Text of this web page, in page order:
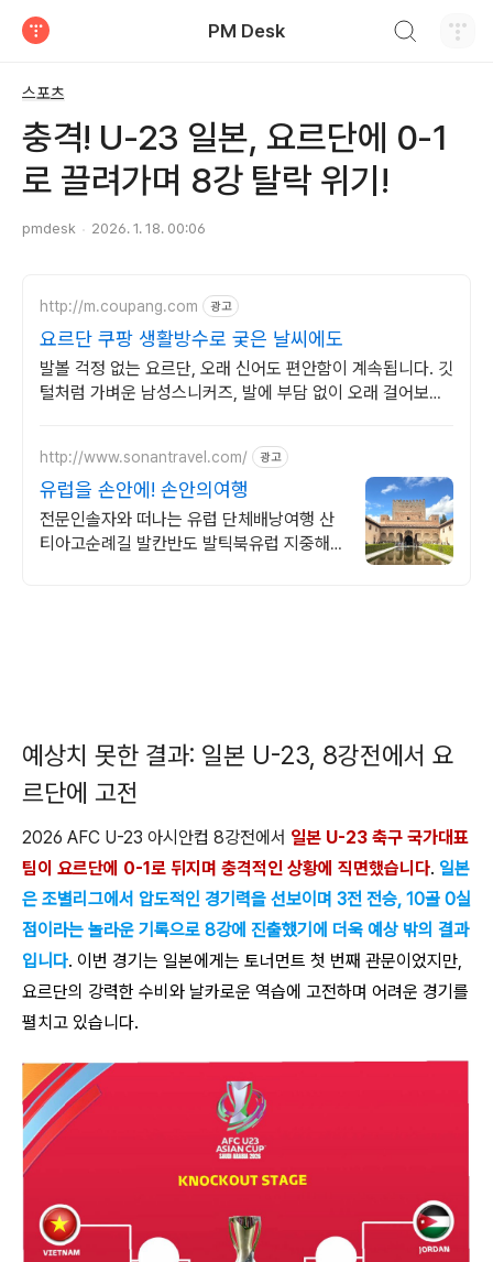
PM Desk
스포츠
충격! U-23 일본, 요르단에 0-1
로 끌려가며 8강 탈락 위기!
pmdesk 2026. 1. 18. 00:06
http://m.coupang.com 광고
요르단 쿠팡 생활방수로 궂은 날씨에도
발볼 걱정 없는 요르단, 오래 신어도 편안함이 계속됩니다. 깃
털처럼 가벼운 남성스니커즈, 발에 부담 없이 오래 걸어보세
http://www.sonantravel.com/ 광고
유럽을 손안에! 손안의여행
전문인솔자와 떠나는 유럽 단체배낭여행 산
티아고순례길 발칸반도 발틱북유럽 지중해
예상치 못한 결과: 일본 U-23, 8강전에서 요
르단에 고전
2026 AFC U-23 아시안컵 8강전에서 일본 U-23 축구 국가대표
팀이 요르단에 0-1로 뒤지며 충격적인 상황에 직면했습니다. 일본
은 조별리그에서 압도적인 경기력을 선보이며 3전 전승, 10골 0실
점이라는 놀라운 기록으로 8강에 진출했기에 더욱 예상 밖의 결과
입니다. 이번 경기는 일본에게는 토너먼트 첫 번째 관문이었지만,
요르단의 강력한 수비와 날카로운 역습에 고전하며 어려운 경기를
펼치고 있습니다.